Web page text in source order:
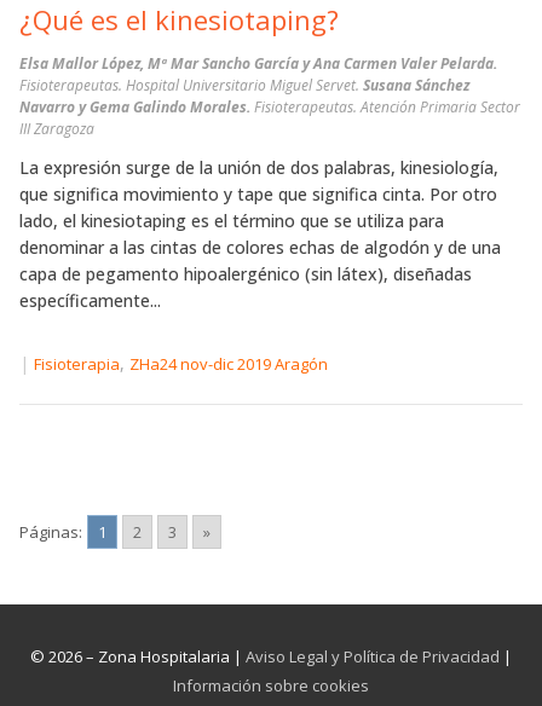
¿Qué es el kinesiotaping?
Elsa Mallor López, Mª Mar Sancho García y Ana Carmen Valer Pelarda.
Fisioterapeutas. Hospital Universitario Miguel Servet. Susana Sánchez
Navarro y Gema Galindo Morales. Fisioterapeutas. Atención Primaria Sector
III Zaragoza
La expresión surge de la unión de dos palabras, kinesiología,
que significa movimiento y tape que significa cinta. Por otro
lado, el kinesiotaping es el término que se utiliza para
denominar a las cintas de colores echas de algodón y de una
capa de pegamento hipoalergénico (sin látex), diseñadas
específicamente...
| Fisioterapia, ZHa24 nov-dic 2019 Aragón
Páginas: 1 2 3 »
© 2026 – Zona Hospitalaria | Aviso Legal y Política de Privacidad |
Información sobre cookies